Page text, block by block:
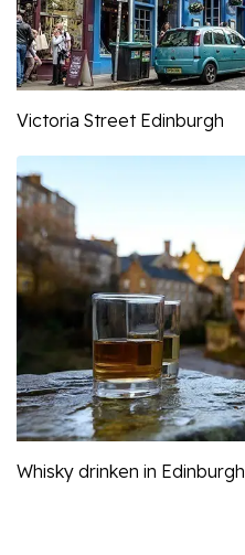
Victoria Street Edinburgh
Whisky drinken in Edinburgh